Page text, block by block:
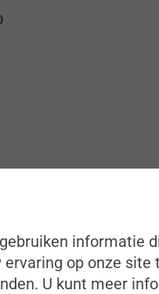
informatie
op onze
U kunt meer